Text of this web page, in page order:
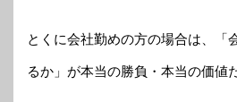
とくに会社勤めの方の場合は、「
るか」が本当の勝負・本当の価値